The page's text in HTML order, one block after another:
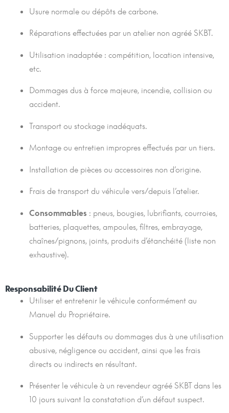
Usure normale ou dépôts de carbone.
Réparations effectuées par un atelier non agréé SKBT.
Utilisation inadaptée : compétition, location intensive,
etc.
Dommages dus à force majeure, incendie, collision ou
accident.
Transport ou stockage inadéquats.
Montage ou entretien impropres effectués par un tiers.
Installation de pièces ou accessoires non d’origine.
Frais de transport du véhicule vers/depuis l’atelier.
Consommables: pneus, bougies, lubrifiants, courroies,
batteries, plaquettes, ampoules, filtres, embrayage,
chaînes/pignons, joints, produits d’étanchéité (liste non
exhaustive).
Responsabilité Du Client
Utiliser et entretenir le véhicule conformément au
Manuel du Propriétaire.
Supporter les défauts ou dommages dus à une utilisation
abusive, négligence ou accident, ainsi que les frais
directs ou indirects en résultant.
Présenter le véhicule à un revendeur agréé SKBT dans les
10 jours suivant la constatation d’un défaut suspect.